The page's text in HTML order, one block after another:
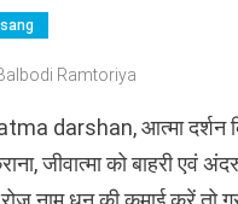
Ramtoriya
darshan, आत्मा दर्शन
जीवात्मा को बाहरी एवं